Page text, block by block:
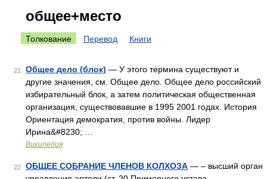
общее+место
Толкование Перевод Книги
21 Общее дело (блок) — У этого термина существуют и
другие значения, см. Общее дело. Общее дело российский
избирательный блок, а затем политическая общественная
организация, существовавшие в 1995 2001 годах. История
Ориентация демократия, против войны. Лидер
Ирина&#8230; …
Википедия
22 ОБЩЕЕ СОБРАНИЕ ЧЛЕНОВ КОЛХОЗА — – высший орган